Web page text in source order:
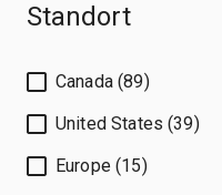
Standort
Canada (89)
United States (39)
Europe (15)